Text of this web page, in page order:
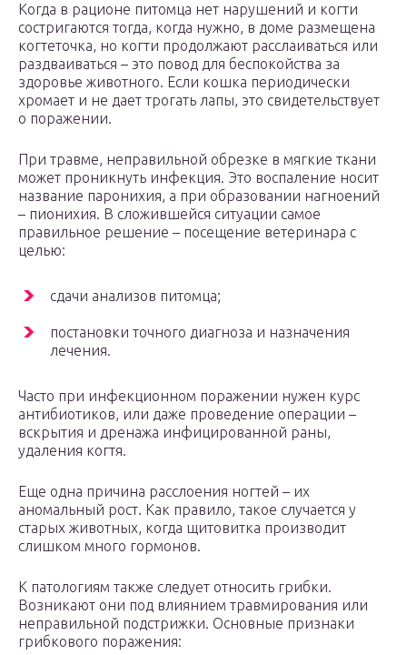
Когда в рационе питомца нет нарушений и когти
состригаются тогда, когда нужно, в доме размещена
когтеточка, но когти продолжают расслаиваться или
раздваиваться – это повод для беспокойства за
здоровье животного. Если кошка периодически
хромает и не дает трогать лапы, это свидетельствует
о поражении.
При травме, неправильной обрезке в мягкие ткани
может проникнуть инфекция. Это воспаление носит
название паронихия, а при образовании нагноений
– пионихия. В сложившейся ситуации самое
правильное решение – посещение ветеринара с
целью:
сдачи анализов питомца;
постановки точного диагноза и назначения
лечения.
Часто при инфекционном поражении нужен курс
антибиотиков, или даже проведение операции –
вскрытия и дренажа инфицированной раны,
удаления когтя.
Еще одна причина расслоения ногтей – их
аномальный рост. Как правило, такое случается у
старых животных, когда щитовитка производит
слишком много гормонов.
К патологиям также следует относить грибки.
Возникают они под влиянием травмирования или
неправильной подстрижки. Основные признаки
грибкового поражения: